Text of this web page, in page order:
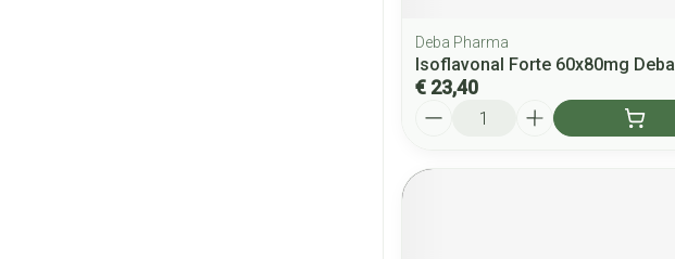
Deba Pharma
Isoflavonal Forte 60x80mg Deba
€ 23,40